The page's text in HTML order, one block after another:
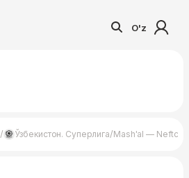
O'z
/ Ўзбекистон. Суперлига/Mash'al — Neftchi